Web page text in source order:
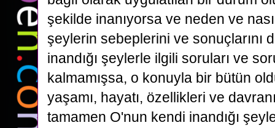
şekilde inanıyorsa ve neden ve nasıl
şeylerin sebeplerini ve sonuçlarını
inandığı şeylerle ilgili soruları ve
kalmamışsa, o konuyla bir bütün
yaşamı, hayatı, özellikleri ve
tamamen O'nun kendi inandığı